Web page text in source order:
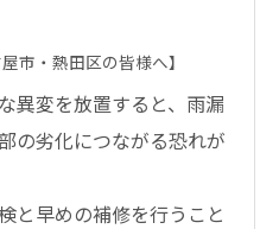
市・熱田区の皆様へ】
異変を放置すると、雨漏
の劣化につながる恐れが
と早めの補修を行うこと